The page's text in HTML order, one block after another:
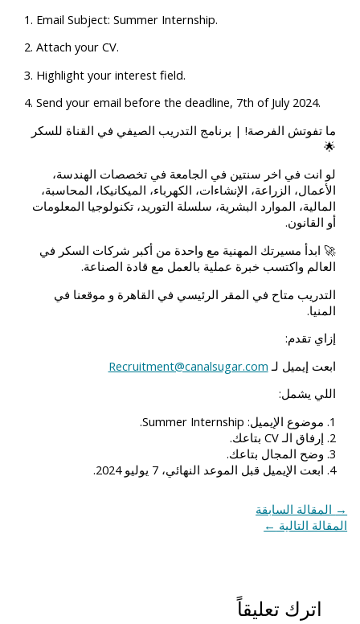
1. Email Subject: Summer Internship.
2. Attach your CV.
3. Highlight your interest field.
4. Send your email before the deadline, 7th of July 2024.
ما تفوتش الفرصة! | برنامج التدريب الصيفي في القناة للسكر
🌟
لو انت في اخر سنتين في الجامعة في تخصصات الهندسة،
الأعمال، الزراعة، الإنشاءات، الكهرباء، الميكانيكا، المحاسبة،
المالية، الموارد البشرية، سلسلة التوريد، تكنولوجيا المعلومات
أو القانون.
🚀 ابدأ مسيرتك المهنية مع واحدة من أكبر شركات السكر في
العالم واكتسب خبرة عملية بالعمل مع قادة الصناعة.
التدريب متاح في المقر الرئيسي في القاهرة و موقعنا في
المنيا.
إزاي تقدم:
ابعت إيميل لـ Recruitment@canalsugar.com
اللي يشمل:
1. موضوع الإيميل: Summer Internship.
2. إرفاق الـ CV بتاعك.
3. وضح المجال بتاعك.
4. ابعت الإيميل قبل الموعد النهائي، 7 يوليو 2024.
→ المقالة السابقة
المقالة التالية ←
اترك تعليقاً